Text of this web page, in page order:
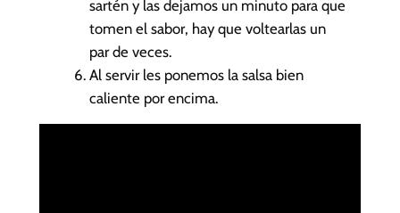
sartén y las dejamos un minuto para que
tomen el sabor, hay que voltearlas un
par de veces.
Al servir les ponemos la salsa bien
caliente por encima.